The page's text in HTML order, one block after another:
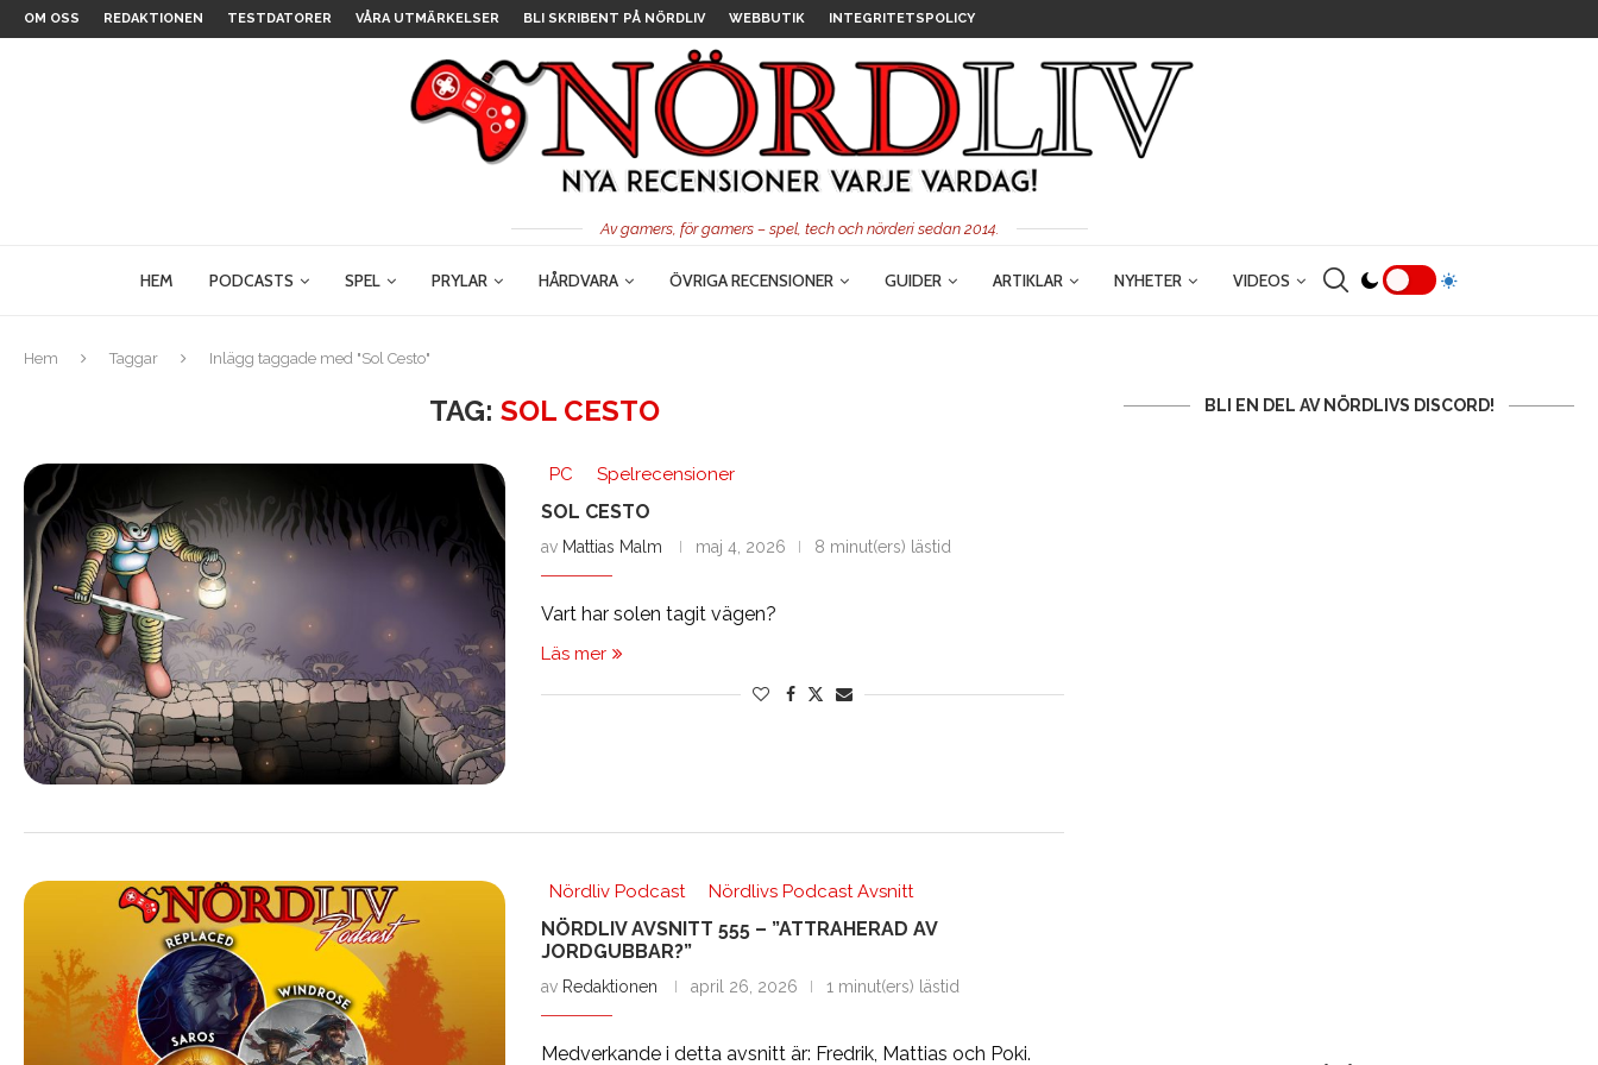
OM OSS REDAKTIONEN TESTDATORER VÅRA UTMÄRKELSER BLI SKRIBENT PÅ NÖRDLIV WEBBUTIK INTEGRITETSPOLICY
Av gamers, för gamers – spel, tech och nörderi sedan 2014.
HEM PODCASTS SPEL PRYLAR HÅRDVARA ÖVRIGA RECENSIONER GUIDER ARTIKLAR NYHETER VIDEOS
Hem Taggar Inlägg taggade med "Sol Cesto"
TAG: SOL CESTO
PC Spelrecensioner
SOL CESTO
av Mattias Malm maj 4, 2026 8 minut(ers) lästid
Vart har solen tagit vägen?
Läs mer
Nördliv Podcast Nördlivs Podcast Avsnitt
NÖRDLIV AVSNITT 555 – ”ATTRAHERAD AV
JORDGUBBAR?”
av Redaktionen april 26, 2026 1 minut(ers) lästid
Medverkande i detta avsnitt är: Fredrik, Mattias och Poki.
BLI EN DEL AV NÖRDLIVS DISCORD!